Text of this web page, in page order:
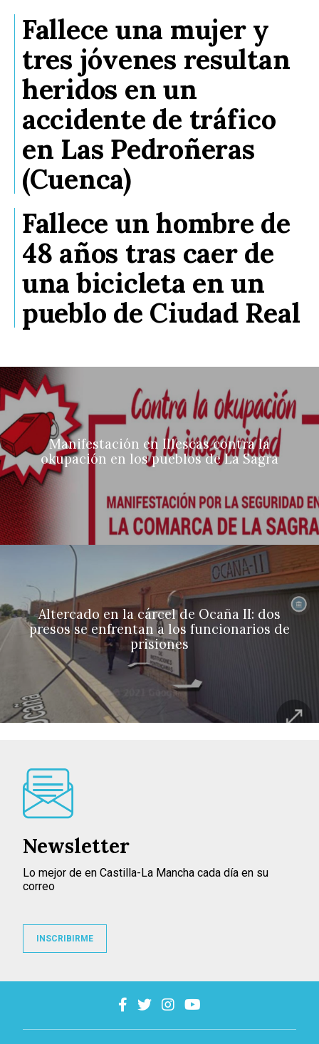
Fallece una mujer y
tres jóvenes resultan
heridos en un
accidente de tráfico
en Las Pedroñeras
(Cuenca)
Fallece un hombre de
48 años tras caer de
una bicicleta en un
pueblo de Ciudad Real
Manifestación en Illescas contra la
okupación en los pueblos de La Sagra
Altercado en la cárcel de Ocaña II: dos
presos se enfrentan a los funcionarios de
prisiones
Newsletter
Lo mejor de en Castilla-La Mancha cada día en su
correo
INSCRIBIRME